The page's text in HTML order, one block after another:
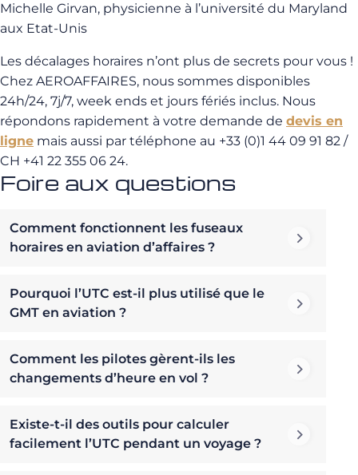
Michelle Girvan, physicienne à l’université du Maryland
aux Etat-Unis
Les décalages horaires n’ont plus de secrets pour vous !
Chez AEROAFFAIRES, nous sommes disponibles
24h/24, 7j/7, week ends et jours fériés inclus. Nous
répondons rapidement à votre demande de devis en
ligne mais aussi par téléphone au +33 (0)1 44 09 91 82 /
CH +41 22 355 06 24.
Foire aux questions
Comment fonctionnent les fuseaux
horaires en aviation d’affaires ?
Pourquoi l’UTC est-il plus utilisé que le
GMT en aviation ?
Comment les pilotes gèrent-ils les
changements d’heure en vol ?
Existe-t-il des outils pour calculer
facilement l’UTC pendant un voyage ?